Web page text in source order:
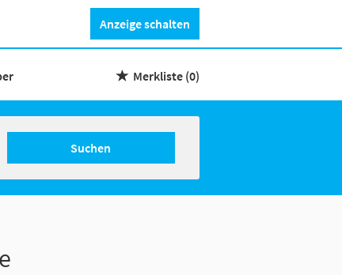
Anzeige schalten
Merkliste (0)
Suchen